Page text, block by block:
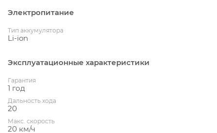
Электропитание
Тип аккумулятора
Li-ion
Эксплуатационные характеристики
Гарантия
1 год
Дальность хода
20
Макс. скорость
20 км/ч